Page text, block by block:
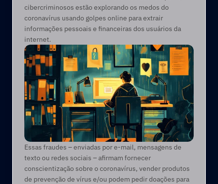
cibercriminosos estão explorando os medos do
coronavírus usando golpes online para extrair
informações pessoais e financeiras dos usuários da
internet.
Essas fraudes – enviadas por e-mail, mensagens de
texto ou redes sociais – afirmam fornecer
conscientização sobre o coronavírus, vender produtos
de prevenção de vírus e/ou podem pedir doações para